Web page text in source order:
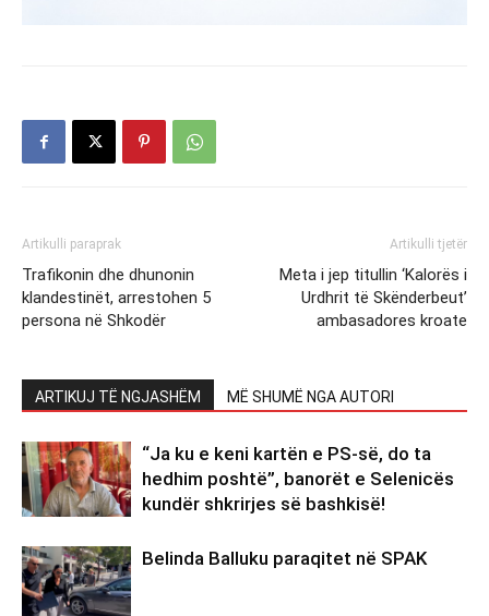
Artikulli paraprak
Trafikonin dhe dhunonin
klandestinët, arrestohen 5
persona në Shkodër
Artikulli tjetër
Meta i jep titullin ‘Kalorës i
Urdhrit të Skënderbeut’
ambasadores kroate
ARTIKUJ TË NGJASHËM MË SHUMË NGA AUTORI
“Ja ku e keni kartën e PS-së, do ta
hedhim poshtë”, banorët e Selenicës
kundër shkrirjes së bashkisë!
Belinda Balluku paraqitet në SPAK